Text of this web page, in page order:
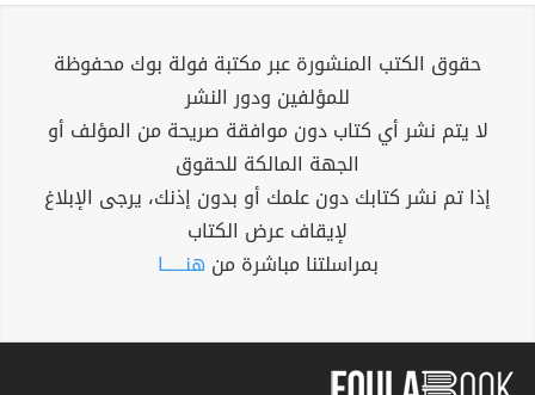
حقوق الكتب المنشورة عبر مكتبة فولة بوك محفوظة
للمؤلفين ودور النشر
لا يتم نشر أي كتاب دون موافقة صريحة من المؤلف أو
الجهة المالكة للحقوق
إذا تم نشر كتابك دون علمك أو بدون إذنك، يرجى الإبلاغ
لإيقاف عرض الكتاب
بمراسلتنا مباشرة من هنــــــا